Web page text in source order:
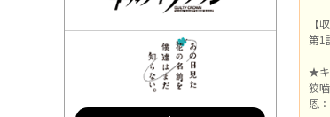
【
第1
★キ
狡
恩